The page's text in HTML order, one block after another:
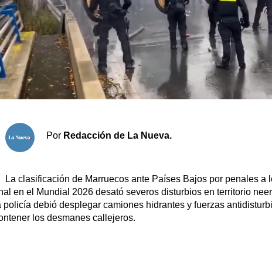
Turismo
Salud
Es viral
Farmacias
Loterías
Datos Útiles
Fúnebres
Por Redacción de La Nueva.
La clasificación de Marruecos ante Países Bajos por penales a
en el Mundial 2026 desató severos disturbios en territorio
policía debió desplegar camiones hidrantes y fuerzas
los desmanes callejeros.